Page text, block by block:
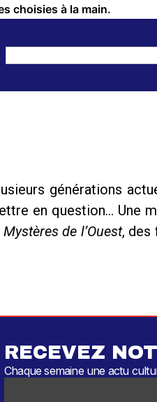
choisies à la main.
générations
en question… Une
Mystères de l’Ouest, des
RECEVEZ
Chaque semaine une actu